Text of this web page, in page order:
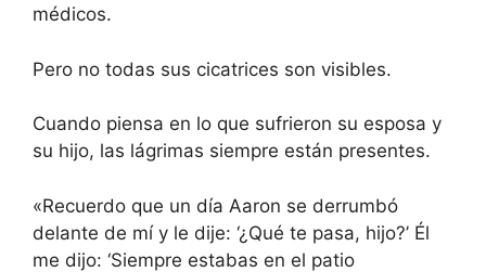
médicos.
Pero no todas sus cicatrices son visibles.
Cuando piensa en lo que sufrieron su esposa y
su hijo, las lágrimas siempre están presentes.
«Recuerdo que un día Aaron se derrumbó
delante de mí y le dije: ‘¿Qué te pasa, hijo?’ Él
me dijo: ‘Siempre estabas en el patio